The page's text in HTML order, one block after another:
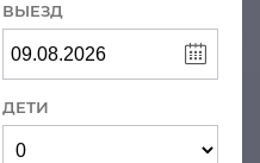
ВЫЕЗД
ДЕТИ